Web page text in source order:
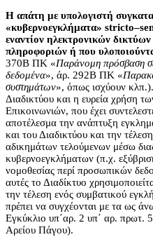
Η απάτη με υπολογιστή
«κυβερνοεγκλήματα» stricto–
εναντίον ηλεκτρονικών
πληροφοριών ή που
370Β ΠΚ «Παράνομη πρόσβαση
δεδομένα», άρ. 292Β ΠΚ «
συστημάτων», όπως ισχύουν
Διαδικτύου και η ευρεία χρήση
Επικοινωνιών, που έχει
αποτέλεσμα την ανάπτυξη
και του Διαδικτύου και την
αδικημάτων τελούμενων μέσω
κυβερνοεγκλήματων (π.χ.
νομοθεσίας περί προσωπικών
αυτές το Διαδίκτυο
την τέλεση ενός συμβατικού
πρέπει να συγχέονται με τα ως
Εγκύκλιο υπ΄αρ. 2 υπ΄ αρ. πρωτ.
Αρείου Πάγου).